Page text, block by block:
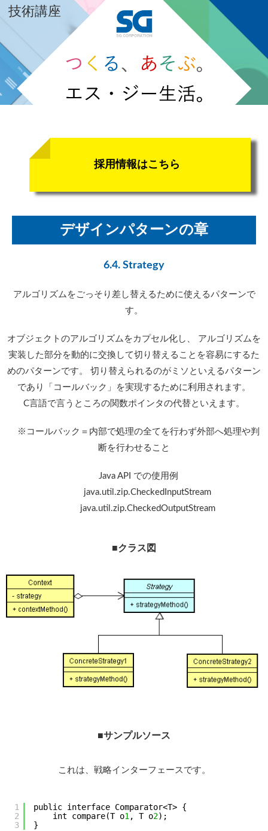
技術講座
採用情報はこちら
デザインパターンの章
6.4. Strategy
アルゴリズムをごっそり差し替えるために使えるパターンで
す。
オブジェクトのアルゴリズムをカプセル化し、 アルゴリズムを
実装した部分を動的に交換して切り替えることを容易にするた
めのパターンです。 切り替えられるのがミソといえるパターン
であり「コールバック」を実現するために利用されます。
C言語で言うところの関数ポインタの代替といえます。
※コールバック＝内部で処理の全てを行わず外部へ処理や判
断を行わせること
Java API での使用例
java.util.zip.CheckedInputStream
java.util.zip.CheckedOutputStream
■クラス図
■サンプルソース
これは、戦略インターフェースです。
1
2
3
public interface Comparator<T> {
int compare(T o1 , T o2);
}